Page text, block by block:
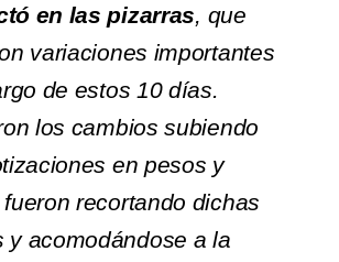
en las pizarras, que
variaciones importantes
de estos 10 días.
los cambios subiendo
en pesos y
recortando dichas
y acomodándose a la